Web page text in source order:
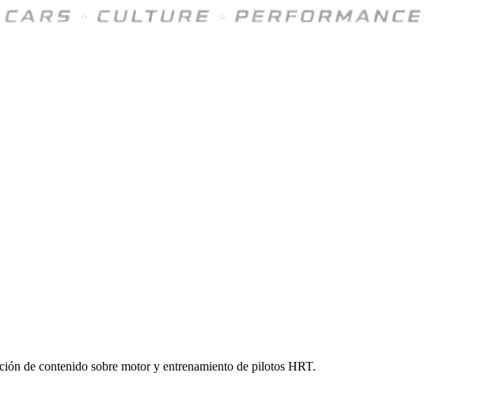
de contenido sobre motor y entrenamiento de pilotos HRT.